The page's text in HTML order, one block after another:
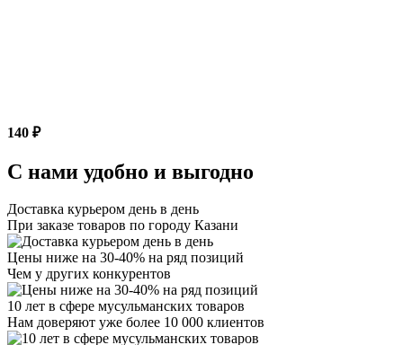
140 ₽
С нами удобно и выгодно
Доставка курьером день в день
При заказе товаров по городу Казани
Цены ниже на 30-40% на ряд позиций
Чем у других конкурентов
10 лет в сфере мусульманских товаров
Нам доверяют уже более 10 000 клиентов